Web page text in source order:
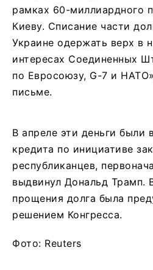
рамках 60-миллиардного
Киеву. Списание части
Украине одержать верх в
интересах Соединенных
по Евросоюзу, G-7 и
письме.
В апреле эти деньги были
кредита по инициативе
республиканцев,
выдвинул Дональд Трамп.
прощения долга была
решением Конгресса.
Фото: Reuters